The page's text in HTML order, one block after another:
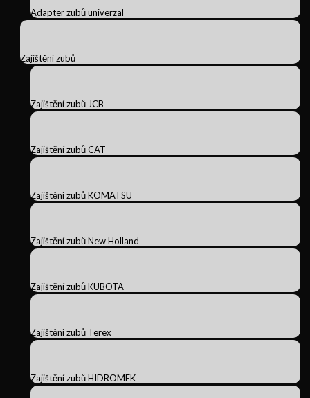
Adapter zubů univerzal
Zajištění zubů
Zajištění zubů JCB
Zajištění zubů CAT
Zajištění zubů KOMATSU
Zajištění zubů New Holland
Zajištění zubů KUBOTA
Zajištění zubů Terex
Zajištění zubů HIDROMEK